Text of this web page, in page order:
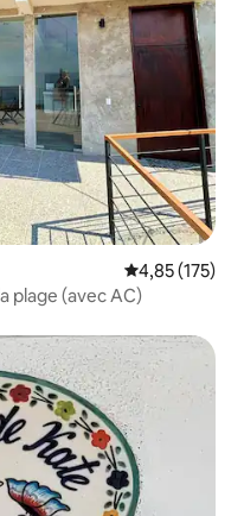
Évaluation
4,85 (175)
plage (avec AC)